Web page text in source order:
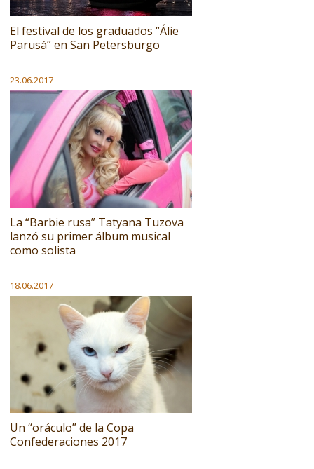
El festival de los graduados “Álie
Parusá” en San Petersburgo
23.06.2017
La “Barbie rusa” Tatyana Tuzova
lanzó su primer álbum musical
como solista
18.06.2017
Un “oráculo” de la Copa
Confederaciones 2017